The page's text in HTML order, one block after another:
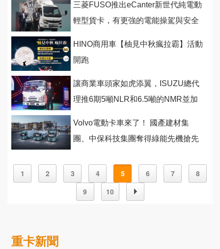
三菱FUSO推出eCanter新世代純電動
輕型貨卡，有更強的電能操駕與安全
HINO商用車【柚見中秋瘋拉霸】活動
開跑
讓商業車頭家如虎添翼，ISUZU總代
理推6期5噸NLR和6.5噸的NMR並加
Volvo電動卡車來了！ 國產建材集
團、中保科技集團奪得綠能先機搶先
1 2 3 4 5 6 7
8
9
10
重卡新聞